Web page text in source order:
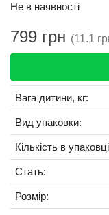
Не в наявності
799 грн (11.1
Вага дитини, кг:
Вид упаковки:
Кількість в
Стать:
Розмір: